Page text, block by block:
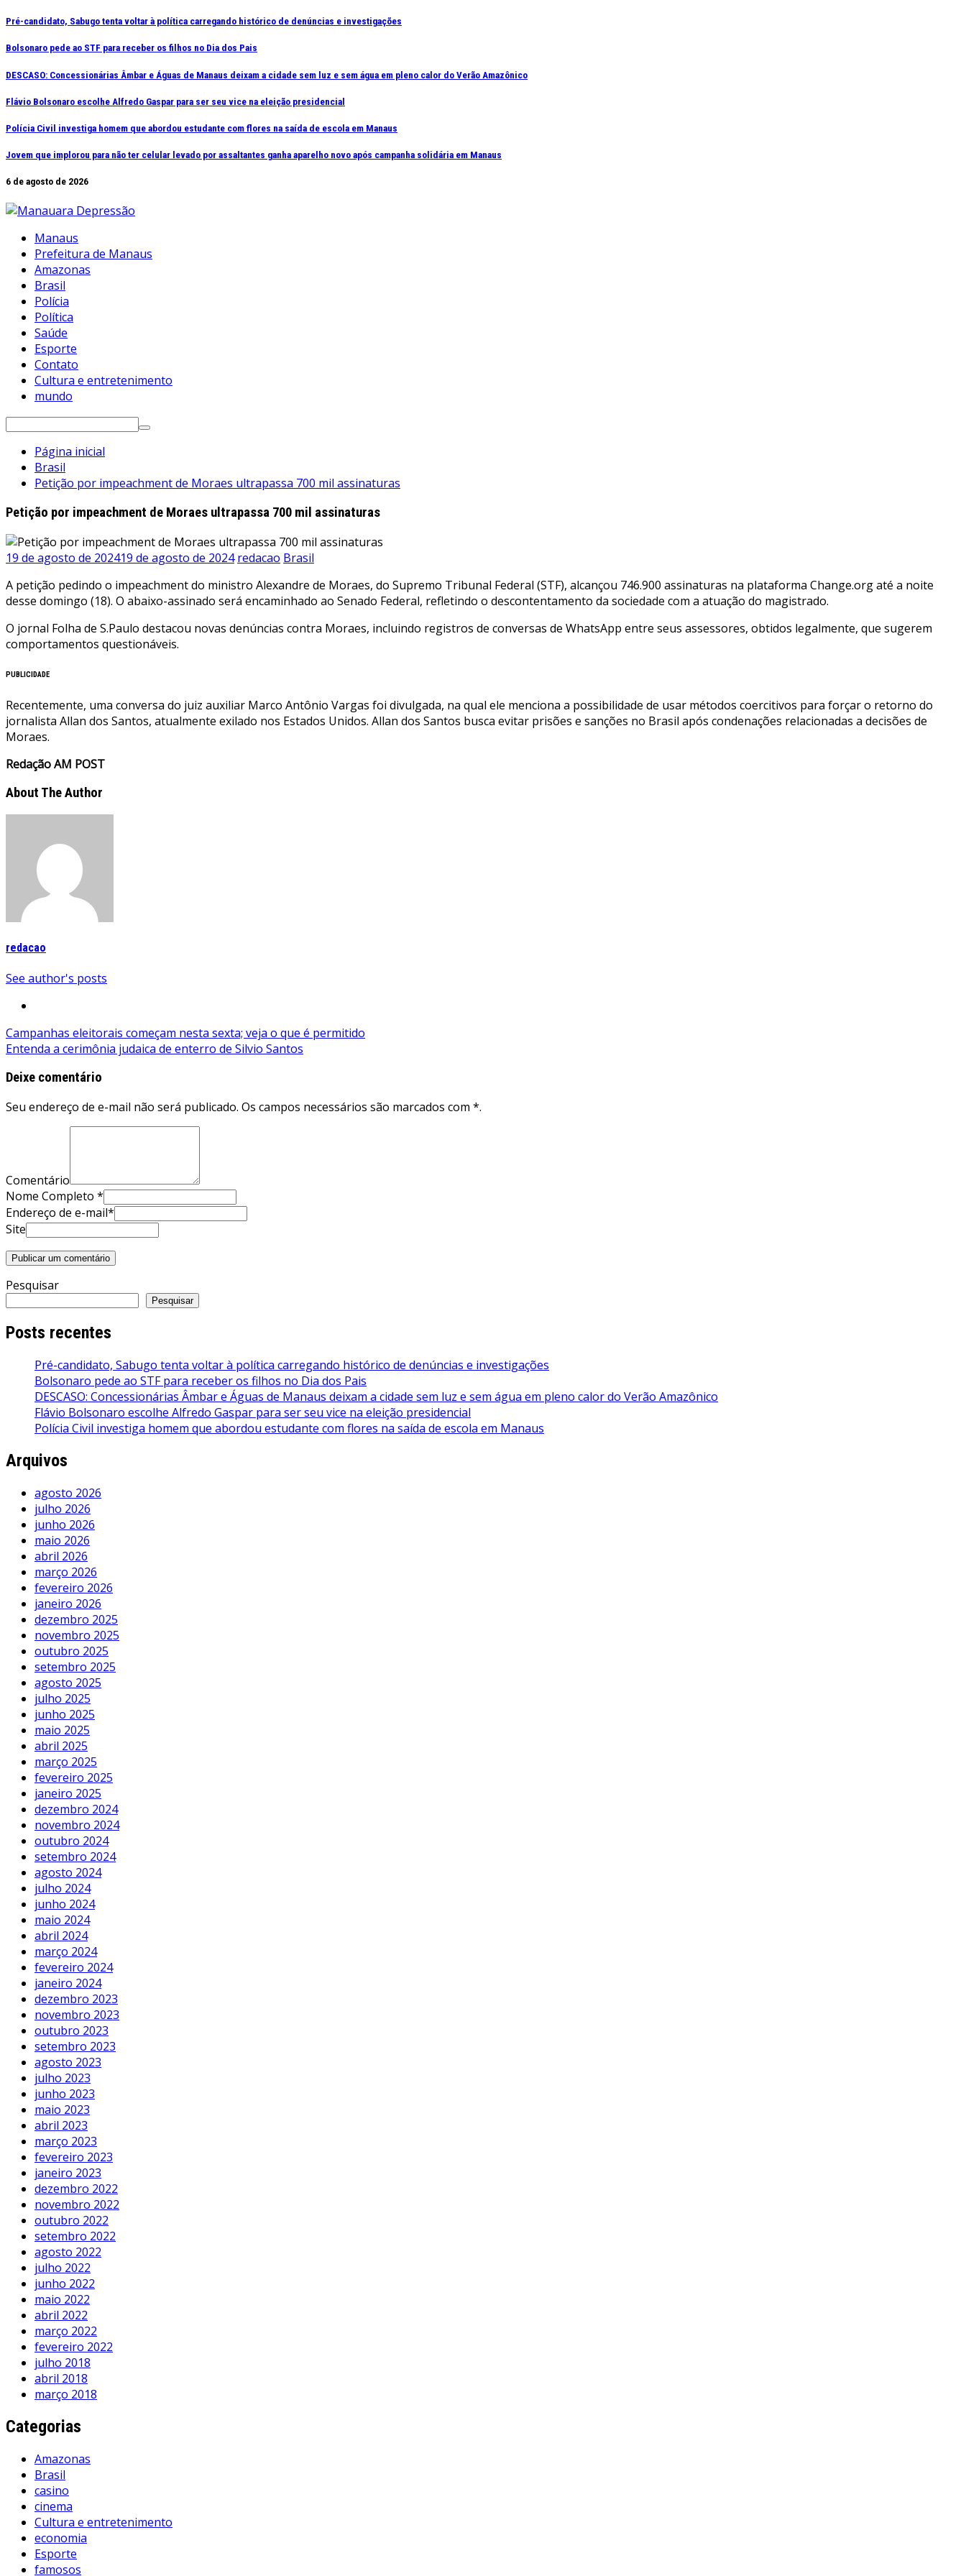
Ir
o
conteúdo
Pré-candidato, Sabugo tenta voltar à política carregando histórico de denúncias e investigações
Bolsonaro pede ao STF para receber os filhos no Dia dos Pais
DESCASO: Concessionárias Âmbar e Águas de Manaus deixam a cidade sem luz e sem água em pleno calor do Verão Amazônico
Flávio Bolsonaro escolhe Alfredo Gaspar para ser seu vice na eleição presidencial
Polícia Civil investiga homem que abordou estudante com flores na saída de escola em Manaus
Jovem que implorou para não ter celular levado por assaltantes ganha aparelho novo após campanha solidária em Manaus
6 de agosto de 2026
Manaus
Prefeitura de Manaus
Amazonas
Brasil
Polícia
Política
Saúde
Esporte
Contato
Cultura e entretenimento
mundo
Pesquisar
Página inicial
Brasil
Petição por impeachment de Moraes ultrapassa 700 mil assinaturas
Petição por impeachment de Moraes ultrapassa 700 mil assinaturas
19 de agosto de 202419 de agosto de 2024 redacao Brasil
A petição pedindo o impeachment do ministro Alexandre de Moraes, do Supremo Tribunal Federal (STF), alcançou 746.900 assinaturas na plataforma Change.org até a noite
desse domingo (18). O abaixo-assinado será encaminhado ao Senado Federal, refletindo o descontentamento da sociedade com a atuação do magistrado.
O jornal Folha de S.Paulo destacou novas denúncias contra Moraes, incluindo registros de conversas de WhatsApp entre seus assessores, obtidos legalmente, que sugerem
comportamentos questionáveis.
PUBLICIDADE
Recentemente, uma conversa do juiz auxiliar Marco Antônio Vargas foi divulgada, na qual ele menciona a possibilidade de usar métodos coercitivos para forçar o retorno do
jornalista Allan dos Santos, atualmente exilado nos Estados Unidos. Allan dos Santos busca evitar prisões e sanções no Brasil após condenações relacionadas a decisões de
Moraes.
Redação AM POST
About The Author
redacao
See author's posts
Navegação
de
Post
Campanhas eleitorais começam nesta sexta; veja o que é permitido
Entenda a cerimônia judaica de enterro de Silvio Santos
Deixe comentário
Seu endereço de e-mail não será publicado. Os campos necessários são marcados com *.
Comentário
Nome Completo *
Endereço de e-mail*
Site
Pesquisar
Pesquisar
Posts recentes
Pré-candidato, Sabugo tenta voltar à política carregando histórico de denúncias e investigações
Bolsonaro pede ao STF para receber os filhos no Dia dos Pais
DESCASO: Concessionárias Âmbar e Águas de Manaus deixam a cidade sem luz e sem água em pleno calor do Verão Amazônico
Flávio Bolsonaro escolhe Alfredo Gaspar para ser seu vice na eleição presidencial
Polícia Civil investiga homem que abordou estudante com flores na saída de escola em Manaus
Arquivos
agosto 2026
julho 2026
junho 2026
maio 2026
abril 2026
março 2026
fevereiro 2026
janeiro 2026
dezembro 2025
novembro 2025
outubro 2025
setembro 2025
agosto 2025
julho 2025
junho 2025
maio 2025
abril 2025
março 2025
fevereiro 2025
janeiro 2025
dezembro 2024
novembro 2024
outubro 2024
setembro 2024
agosto 2024
julho 2024
junho 2024
maio 2024
abril 2024
março 2024
fevereiro 2024
janeiro 2024
dezembro 2023
novembro 2023
outubro 2023
setembro 2023
agosto 2023
julho 2023
junho 2023
maio 2023
abril 2023
março 2023
fevereiro 2023
janeiro 2023
dezembro 2022
novembro 2022
outubro 2022
setembro 2022
agosto 2022
julho 2022
junho 2022
maio 2022
abril 2022
março 2022
fevereiro 2022
julho 2018
abril 2018
março 2018
Categorias
Amazonas
Brasil
casino
cinema
Cultura e entretenimento
economia
Esporte
famosos